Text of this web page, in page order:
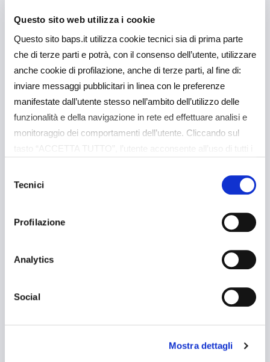
Questo sito web utilizza i cookie
Questo sito baps.it utilizza cookie tecnici sia di prima parte
che di terze parti e potrà, con il consenso dell’utente, utilizzare
anche cookie di profilazione, anche di terze parti, al fine di:
inviare messaggi pubblicitari in linea con le preferenze
manifestate dall’utente stesso nell’ambito dell’utilizzo delle
funzionalità e della navigazione in rete ed effettuare analisi e
monitoraggio dei comportamenti dell’utente. Cliccando sul
tasto “ACCETTA TUTTO”, l’utente acconsente all’uso di tutti i
analitici. Il consenso è facoltativo e può essere revocato in
qualsiasi momento. Se l’utente desidera gestire le proprie
preferenze può cliccare sul tasto “Dettagli” (accessibile in
ogni momento, cliccando l’icona del lucchetto disponibile in
linkhttps://baps.it/cookie-policy/
. Per sapere di più sui
da dove è possibile
esprimere le preferenze sui singoli cookie. Chiudendo questo
mantenendo le impostazioni di default (solo cookie tecnici
delTecnici
Profilazione
Analytics
Social
Mostra dettagli